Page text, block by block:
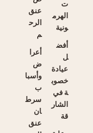
ت
الهرم
ونية
أفض
ل
عيادة
خصوب
ة في
الشار
قة
عنق
الرح
م
أعرا
ض
وأسبا
ب
سرط
ان
عنق